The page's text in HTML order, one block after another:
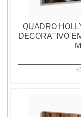
QUADRO
DECORATIVO